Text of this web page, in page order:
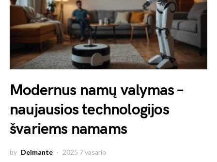
Modernus namų valymas –
naujausios technologijos
švariems namams
by Deimante 2025 7 vasario